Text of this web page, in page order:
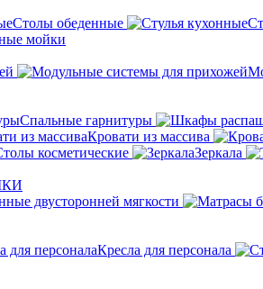
Столы обеденные
мойки
Спальные гарнитуры
Кровати из массива
косметические Зеркала
двусторонней мягкости
Кресла для персонала